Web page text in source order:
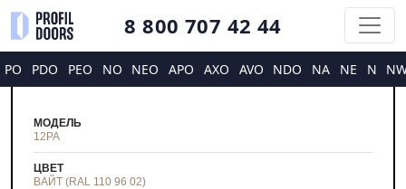
8 800 707 42 44
PO PDO PEO NO NEO APO AXO AVO NDO NA NE N
МОДЕЛЬ
12PA
ЦВЕТ
ВАЙТ (RAL 110 96 02)